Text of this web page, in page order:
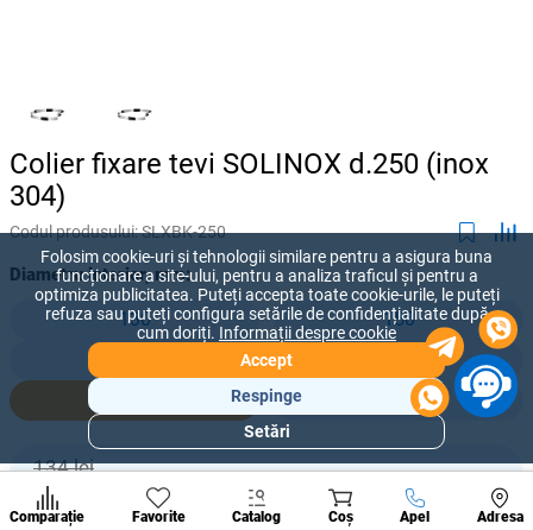
Colier fixare tevi SOLINOX d.250 (inox
304)
Codul produsului:SLXBK-250
Diametru interior, mm:
130
150
300
134 lei
120 +
Comparație Favorite Catalog Coș Apel Adresa
A suna
populare
de
Folosim cookie-uri și tehnologii similare pentru a asigura buna
funcționare a site-ului, pentru a analiza traficul și pentru a
optimiza publicitatea. Puteți accepta toate cookie-urile, le puteți
refuza sau puteți configura setările de confidențialitate după
cum doriți. Informații despre cookie
Accept
Respinge
Setări